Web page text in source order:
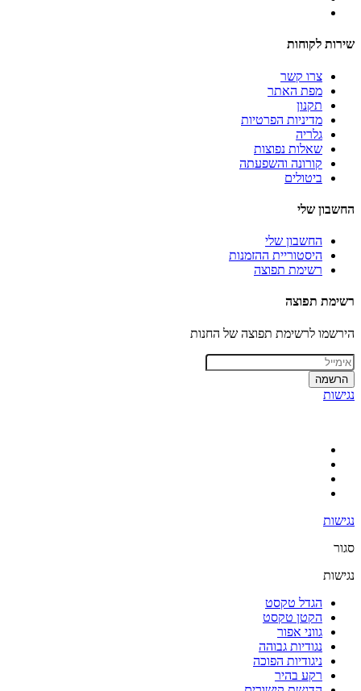
שירות לקוחות
צרו קשר
מפת האתר
תקנון
מדיניות הפרטיות
גלריה
שאלות נפוצות
קורונה והשפעתה
ביטולים
החשבון שלי
החשבון שלי
היסטוריית ההזמנות
רשימת תפוצה
רשימת תפוצה
הירשמו לרשימת תפוצה של החנות
הרשמה
נגישות
נגישות
סגור
נגישות
הגדל טקסט
הקטן טקסט
גווני אפור
נגודיות גבוהה
ניגודיות הפוכה
רקע בהיר